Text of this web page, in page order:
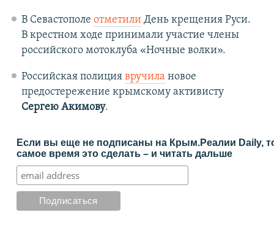
В Севастополе отметилиДень крещения Руси.
В крестном ходе принимали участие члены
российского мотоклуба «Ночные волки».
Российская полиция вручила новое
предостережение крымскому активисту
Сергею Акимову.
Если вы еще не подписаны на Крым.Реалии Daily,
самое время это сделать – и читать дальше